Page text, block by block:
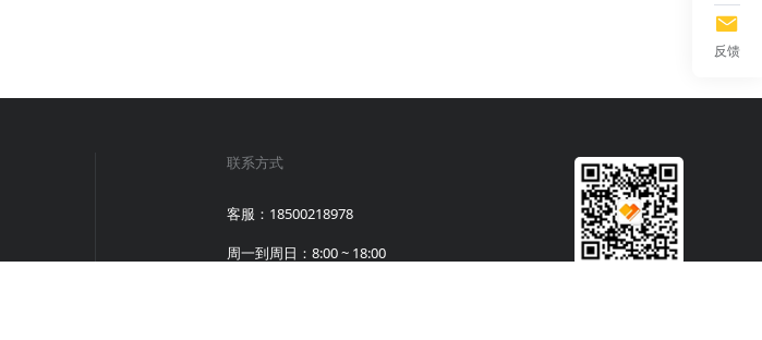
联系方式
客服：18500218978
周一到周日：8:00 ~ 18:00
反馈